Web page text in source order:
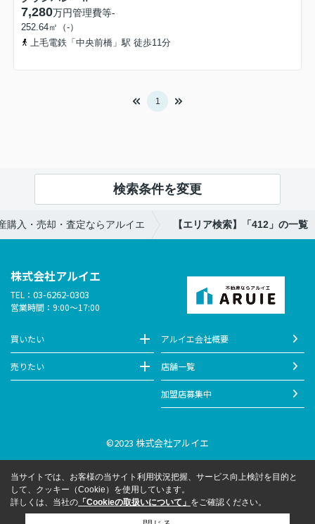
7,280万円管理費等-
252.64㎡（-）
上毛電鉄「中央前橋」駅 徒歩11分
1
検索条件を変更
購入・売却・査定ならアルイエ 【エリア検索】「412」の一覧
株式会社アルイエ
TEL： 03-6262-0303
営業時間：9:00～17:00
買いたい
売りたい
アルイエ会社概要
店舗一覧
加盟店募集中
©2023 株式会社アルイエ
当サイトでは、お客様の当サイト利用状況把握、サービス向上検討を目的と
して、クッキー（Cookie）を使用しています。
詳しくは、当社の 「Cookieの取扱いについて」 をご確認ください。